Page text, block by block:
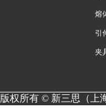
熔
引
夹
版权所有 © 新三思（上